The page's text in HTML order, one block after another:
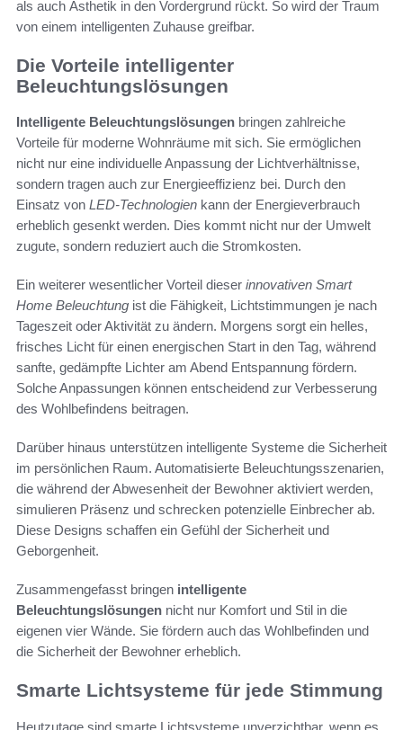
als auch Ästhetik in den Vordergrund rückt. So wird der Traum
von einem intelligenten Zuhause greifbar.
Die Vorteile intelligenter
Beleuchtungslösungen
Intelligente Beleuchtungslösungen bringen zahlreiche
Vorteile für moderne Wohnräume mit sich. Sie ermöglichen
nicht nur eine individuelle Anpassung der Lichtverhältnisse,
sondern tragen auch zur Energieeffizienz bei. Durch den
Einsatz von LED-Technologien kann der Energieverbrauch
erheblich gesenkt werden. Dies kommt nicht nur der Umwelt
zugute, sondern reduziert auch die Stromkosten.
Ein weiterer wesentlicher Vorteil dieser innovativen Smart
Home Beleuchtung ist die Fähigkeit, Lichtstimmungen je nach
Tageszeit oder Aktivität zu ändern. Morgens sorgt ein helles,
frisches Licht für einen energischen Start in den Tag, während
sanfte, gedämpfte Lichter am Abend Entspannung fördern.
Solche Anpassungen können entscheidend zur Verbesserung
des Wohlbefindens beitragen.
Darüber hinaus unterstützen intelligente Systeme die Sicherheit
im persönlichen Raum. Automatisierte Beleuchtungsszenarien,
die während der Abwesenheit der Bewohner aktiviert werden,
simulieren Präsenz und schrecken potenzielle Einbrecher ab.
Diese Designs schaffen ein Gefühl der Sicherheit und
Geborgenheit.
Zusammengefasst bringen intelligente
Beleuchtungslösungen nicht nur Komfort und Stil in die
eigenen vier Wände. Sie fördern auch das Wohlbefinden und
die Sicherheit der Bewohner erheblich.
Smarte Lichtsysteme für jede Stimmung
Heutzutage sind smarte Lichtsysteme unverzichtbar, wenn es